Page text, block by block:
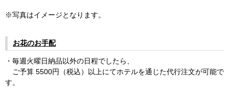
※写真はイメージとなります。
お花のお手配
・毎週火曜日納品以外の日程でしたら、
ご予算 5500円（税込）以上にてホテルを通じた代行注文が可能で
す。